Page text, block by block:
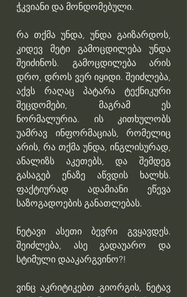
ჭკვიანი და მონდომებული.
რა თქმა უნდა, უნდა გაიზარდოს,
კიდევ მეტი გამოცდილება უნდა
შეიძინოს. გამოცდილება არის
დრო, დროს ვერ იყიდი. შეიძლება,
აქვს რაღაც პატარა ტექნიკური
შეცდომები, მაგრამ ეს
ნორმალურია. ის კითხულობს
უამრავ ინფორმაციას, რომელიც
არის, რა თქმა უნდა, ინგლისურად,
ანალიზს აკეთებს, და შემდეგ
გასაგებ ენაზე აწვდის ხალხს.
ფაქტიურად ადამიანი ეწევა
საზოგადოების განათლებას.
ნეტავი ასეთი ბევრი გვყავდეს.
შეიძლება, ასე გადაუარო და
სტიმული დააკარგვინო?!
ვინც აკრიტიკებთ გიორგის, ნეტავ